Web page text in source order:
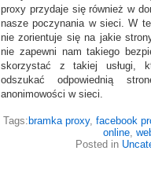
proxy przydaje się również w
nasze poczynania w sieci. W
nie zorientuje się na jakie
nie zapewni nam takiego
skorzystać z takiej usługi,
odszukać odpowiednią
anonimowości w sieci.
Tags: bramka proxy, facebook
online,
Posted in